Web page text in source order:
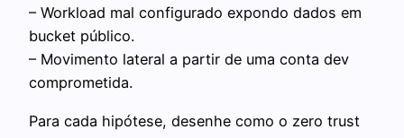
– Workload mal configurado expondo dados em
bucket público.
– Movimento lateral a partir de uma conta dev
comprometida.
Para cada hipótese, desenhe como o zero trust